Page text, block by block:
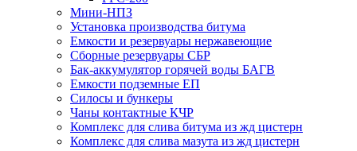
Мини-НПЗ
Установка производства битума
Емкости и резервуары нержавеющие
Сборные резервуары СБР
Бак-аккумулятор горячей воды БАГВ
Емкости подземные ЕП
Силосы и бункеры
Чаны контактные КЧР
Комплекс для слива битума из жд цистерн
Комплекс для слива мазута из жд цистерн